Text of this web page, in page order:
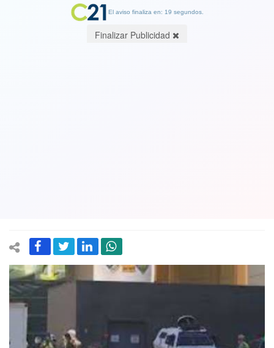
El aviso finaliza en: 19 segundos.
Finalizar Publicidad